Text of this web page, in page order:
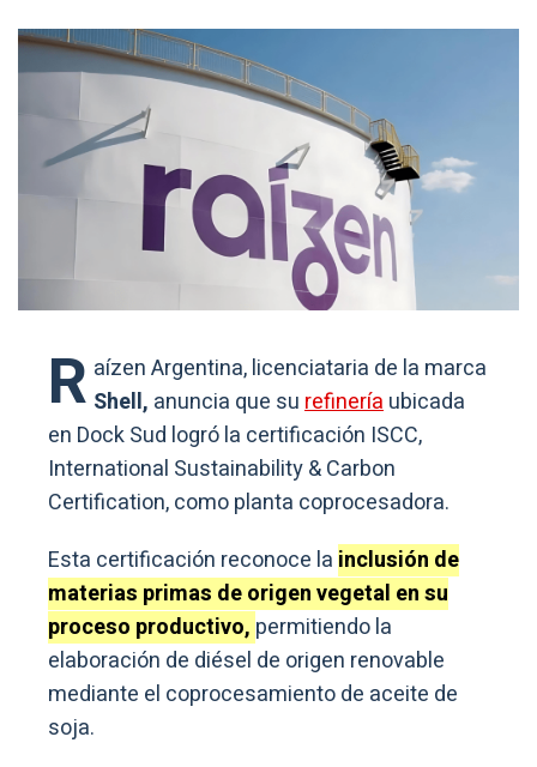
R aízen Argentina, licenciataria de la marca
Shell, anuncia que surefineríaubicada
en Dock Sud logró la certificación ISCC,
International Sustainability & Carbon
Certification, como planta coprocesadora.
Esta certificación reconoce la inclusión de
materias primas de origen vegetal en su
proceso productivo, permitiendo la
elaboración de diésel de origen renovable
mediante el coprocesamiento de aceite de
soja.